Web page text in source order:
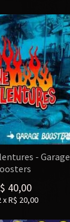
- Garage
40,00
xR$ 20,00